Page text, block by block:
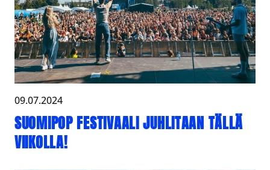
09.07.2024
SUOMIPOP FESTIVAALI JUHLITAAN TÄLLÄ
VIIKOLLA!